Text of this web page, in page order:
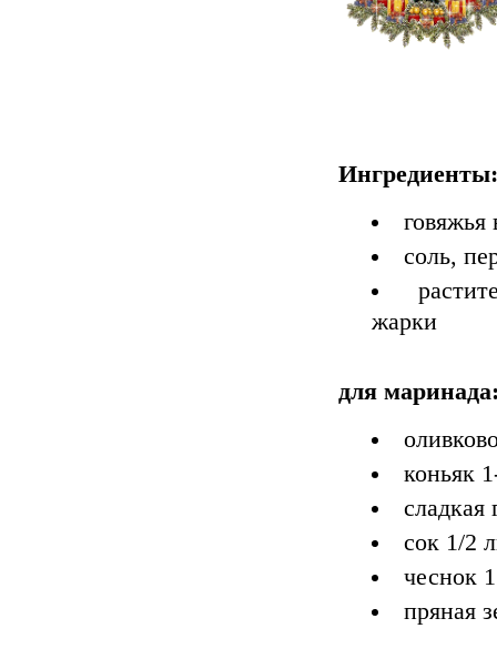
Ингредиенты:
говяжья
соль,
жарки
для
коньяк
сладкая
сок 1/2
чеснок
пряная